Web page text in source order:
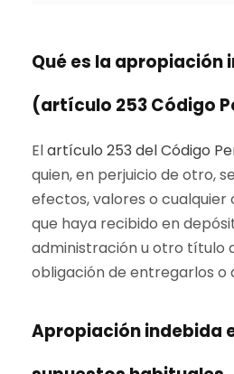
Qué es la apropiación
(artículo 253 Código
Elartículo 253 del Código
quien, en perjuicio de otro,
efectos, valores o
que haya recibido en
administración u otro título
obligación de entregarlos o
Apropiación indebida